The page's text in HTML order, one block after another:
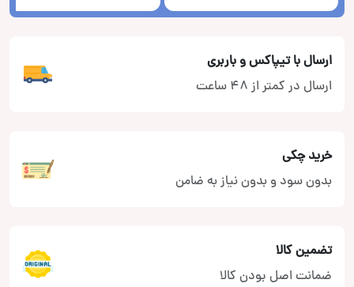
ارسال با تیپاکس و باربری
ارسال در کمتر از 48 ساعت
خرید چکی
بدون سود و بدون نیاز به ضامن
تضمین کالا
ضمانت اصل بودن کالا